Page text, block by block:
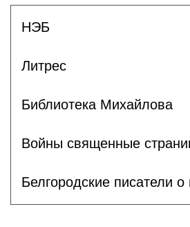
НЭБ
Литрес
Библиотека Михайлова
Войны священные
Белгородские писатели о